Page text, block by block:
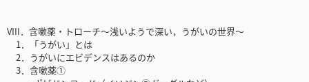
VIII．含嗽薬・トローチ〜浅いようで深い，うがいの世界〜
1．「うがい」とは
2．うがいにエビデンスはあるのか
3．含嗽薬①